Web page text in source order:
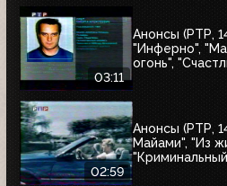
03:11
Анонсы (РТР,
"Инферно",
огонь",
02:59
Анонсы (РТР,
Майами", "Из